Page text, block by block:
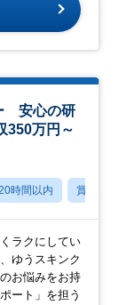
安心の研
350万円～
時間以内 賞与あり
ラクにしてい
ゆうスキンク
お悩みをお持
ート」を担う